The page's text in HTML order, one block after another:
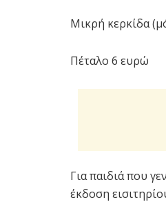
Μικρή κερκίδα
Πέταλο 6 ευρώ
Για παιδιά που
έκδοση